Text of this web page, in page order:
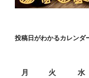
投稿日がわかるカレンダ
月
火 水